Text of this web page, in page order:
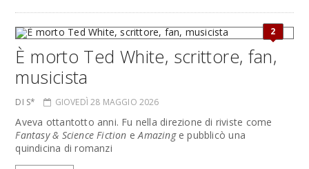
2
È morto Ted White, scrittore, fan,
musicista
DI S* GIOVEDÌ 28 MAGGIO 2026
Aveva ottantotto anni. Fu nella direzione di riviste come
Fantasy & Science Fiction eAmazinge pubblicò una
quindicina di romanzi